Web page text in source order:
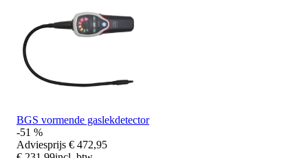
BGS vormende gaslekdetector
-51 %
Adviesprijs € 472,95